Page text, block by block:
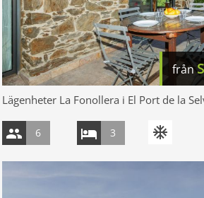
från
Lägenheter La Fonollera i El Port de la
6 3